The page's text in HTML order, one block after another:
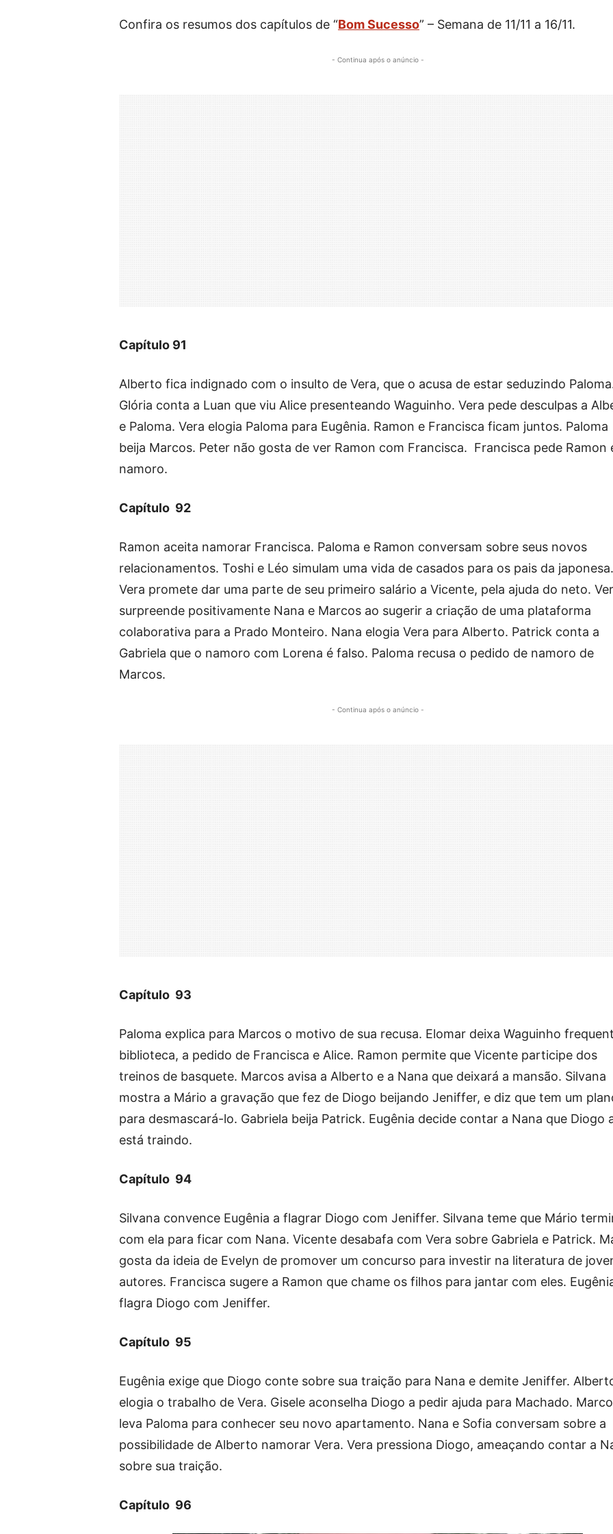
Confira os resumos dos capítulos de “Bom Sucesso” – Semana de 11/11 a 16/11.
- Continua após o anúncio -
Capítulo 91
Alberto fica indignado com o insulto de Vera, que o acusa de estar seduzindo
Glória conta a Luan que viu Alice presenteando Waguinho. Vera pede desculpas a
e Paloma. Vera elogia Paloma para Eugênia. Ramon e Francisca ficam juntos. Paloma
beija Marcos. Peter não gosta de ver Ramon com Francisca. Francisca pede Ramon
namoro.
Capítulo 92
Ramon aceita namorar Francisca. Paloma e Ramon conversam sobre seus novos
relacionamentos. Toshi e Léo simulam uma vida de casados para os pais da japonesa.
Vera promete dar uma parte de seu primeiro salário a Vicente, pela ajuda do neto.
surpreende positivamente Nana e Marcos ao sugerir a criação de uma plataforma
colaborativa para a Prado Monteiro. Nana elogia Vera para Alberto. Patrick conta a
Gabriela que o namoro com Lorena é falso. Paloma recusa o pedido de namoro de
Marcos.
- Continua após o anúncio -
Capítulo 93
Paloma explica para Marcos o motivo de sua recusa. Elomar deixa Waguinho
biblioteca, a pedido de Francisca e Alice. Ramon permite que Vicente participe dos
treinos de basquete. Marcos avisa a Alberto e a Nana que deixará a mansão. Silvana
mostra a Mário a gravação que fez de Diogo beijando Jeniffer, e diz que tem um
para desmascará-lo. Gabriela beija Patrick. Eugênia decide contar a Nana que Diogo
está traindo.
Capítulo 94
Silvana convence Eugênia a flagrar Diogo com Jeniffer. Silvana teme que Mário
com ela para ficar com Nana. Vicente desabafa com Vera sobre Gabriela e Patrick.
gosta da ideia de Evelyn de promover um concurso para investir na literatura de
autores. Francisca sugere a Ramon que chame os filhos para jantar com eles.
flagra Diogo com Jeniffer.
Capítulo 95
Eugênia exige que Diogo conte sobre sua traição para Nana e demite Jeniffer.
elogia o trabalho de Vera. Gisele aconselha Diogo a pedir ajuda para Machado.
leva Paloma para conhecer seu novo apartamento. Nana e Sofia conversam sobre a
possibilidade de Alberto namorar Vera. Vera pressiona Diogo, ameaçando contar a
sobre sua traição.
Capítulo 96